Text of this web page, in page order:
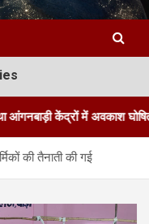
में अवकाश घोषित किया
की तैनाती की गई